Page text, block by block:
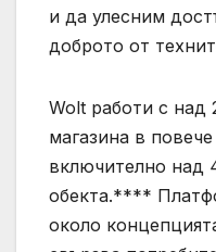
и да улесним
доброто от
Wolt работи с над
магазина в
включително над
обекта.****
около